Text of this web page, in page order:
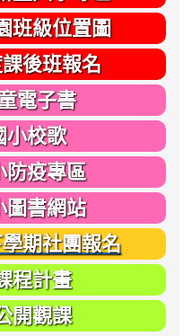
班級位置圖
後班報名
電子書
小校歌
防疫專區
圖書網站
期社團報名
課程計畫
公開觀課